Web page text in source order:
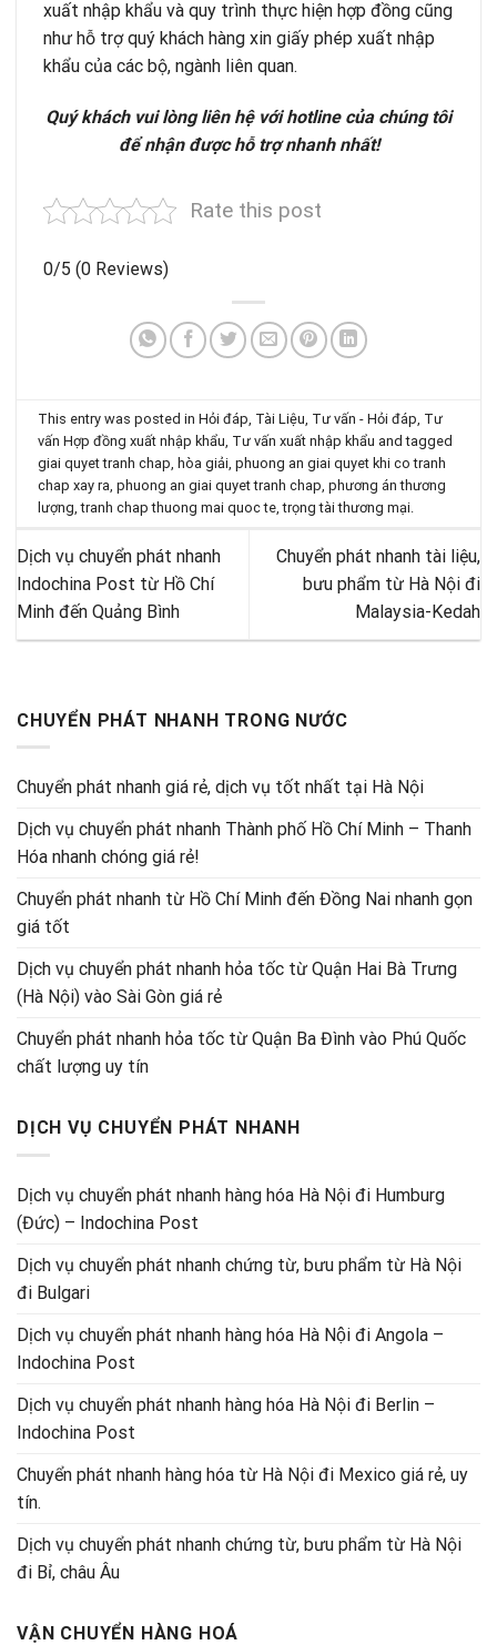
xuất nhập khẩu và quy trình thực hiện hợp đồng cũng
như hỗ trợ quý khách hàng xin giấy phép xuất nhập
khẩu của các bộ, ngành liên quan.
Quý khách vui lòng liên hệ với hotline của chúng tôi
để nhận được hỗ trợ nhanh nhất!
Rate this post
0/5 (0 Reviews)
This entry was posted inHỏi đáp Tài Liệu Tư vấn - Hỏi đáp Tư
vấn Hợp đồng xuất nhập khẩu Tư vấn xuất nhập khẩu and tagged
giai quyet tranh chap ,hòa giải ,phuong an giai quyet khi co tranh
chap xay ra ,phuong an giai quyet tranh chap ,phương án thương
lượng ,tranh chap thuong mai quoc te ,trọng tài thương mại
Dịch vụ chuyển phát nhanh
Indochina Post từ Hồ Chí
Minh đến Quảng Bình
Chuyển phát nhanh tài liệu,
bưu phẩm từ Hà Nội đi
Malaysia-Kedah
CHUYỂN PHÁT NHANH TRONG NƯỚC
Chuyển phát nhanh giá rẻ, dịch vụ tốt nhất tại Hà Nội
Dịch vụ chuyển phát nhanh Thành phố Hồ Chí Minh – Thanh
Hóa nhanh chóng giá rẻ!
Chuyển phát nhanh từ Hồ Chí Minh đến Đồng Nai nhanh gọn
giá tốt
Dịch vụ chuyển phát nhanh hỏa tốc từ Quận Hai Bà Trưng
(Hà Nội) vào Sài Gòn giá rẻ
Chuyển phát nhanh hỏa tốc từ Quận Ba Đình vào Phú Quốc
chất lượng uy tín
DỊCH VỤ CHUYỂN PHÁT NHANH
Dịch vụ chuyển phát nhanh hàng hóa Hà Nội đi Humburg
(Đức) – Indochina Post
Dịch vụ chuyển phát nhanh chứng từ, bưu phẩm từ Hà Nội
đi Bulgari
Dịch vụ chuyển phát nhanh hàng hóa Hà Nội đi Angola –
Indochina Post
Dịch vụ chuyển phát nhanh hàng hóa Hà Nội đi Berlin –
Indochina Post
Chuyển phát nhanh hàng hóa từ Hà Nội đi Mexico giá rẻ, uy
tín.
Dịch vụ chuyển phát nhanh chứng từ, bưu phẩm từ Hà Nội
đi Bỉ, châu Âu
VẬN CHUYỂN HÀNG HOÁ